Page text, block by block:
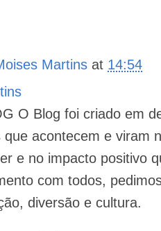
Martins at 14:54
O Blog foi criado em
acontecem e viram
e no impacto positivo
com todos,
diversão e cultura.